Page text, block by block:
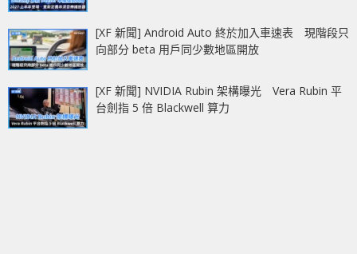
[XF 新聞] Android Auto 終於加入車速表 現階段只
向部分 beta 用戶同少數地區開放
[XF 新聞] NVIDIA Rubin 架構曝光 Vera Rubin 平
台劍指 5 倍 Blackwell 算力